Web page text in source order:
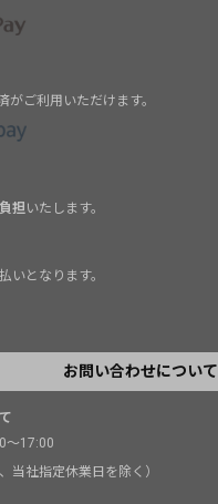
がご利用いただけます。
担 いたします。
いとなります。
お問い合わせについて
～17:00
当社指定休業日を除く）